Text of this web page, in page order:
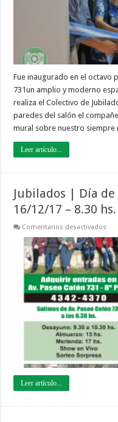
Fue inaugurado en el octavo
731un amplio y moderno
realiza el Colectivo de
paredes del salón el
mural sobre nuestro siempre
Leer artículo...
Jubilados | Día de
16/12/17 – 8.30 hs.
Comentarios desactivados
|
Día
de
en
Los
16/
–
hs.
Leer artículo...